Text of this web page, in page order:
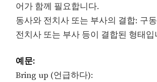
어가 함께 필요합니다.
동사와 전치사 또는 부사의 결합: 구
전치사 또는 부사 등이 결합된 형태입
예문:
Bring up (언급하다):